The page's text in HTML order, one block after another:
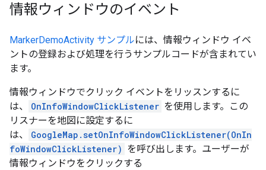
情報ウィンドウのイベント
MarkerDemoActivity サンプルには、情報ウィンドウ イベ
ントの登録および処理を行うサンプルコードが含まれてい
ます。
情報ウィンドウでクリック イベントをリッスンするに
は、
OnInfoWindowClickListener を使用します。この
リスナーを地図に設定するに
は、
GoogleMap.setOnInfoWindowClickListener(OnIn
foWindowClickListener) を呼び出します。ユーザーが
情報ウィンドウをクリックする